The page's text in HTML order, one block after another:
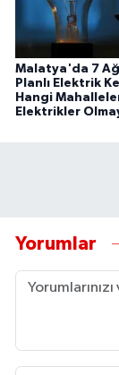
Malatya'da 7
Planlı Elektrik
Hangi
Elektrikler
Yorumlar